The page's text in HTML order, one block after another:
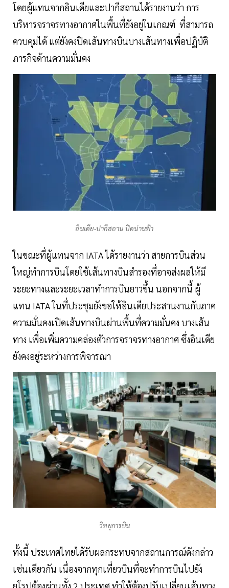
โดยผู้แทนจากอินเดียและปากีสถานได้รายงานว่า การ
บริหารจราจรทางอากาศในพื้นที่ยังอยู่ในเกณฑ์ ที่สามารถ
ควบคุมได้ แต่ยังคงปิดเส้นทางบินบางเส้นทางเพื่อปฏิบัติ
ภารกิจด้านความมั่นคง
อินเดีย-ปากีสถาน ปิดน่านฟ้า
ในขณะที่ผู้แทนจาก IATA ได้รายงานว่า สายการบินส่วน
ใหญ่ทำการบินโดยใช้เส้นทางบินสำรองที่อาจส่งผลให้มี
ระยะทางและระยะเวลาทำการบินยาวขึ้น นอกจากนี้ ผู้
แทน IATA ในที่ประชุมยังขอให้อินเดียประสานงานกับภาค
ความมั่นคงเปิดเส้นทางบินผ่านพื้นที่ความมั่นคง บางเส้น
ทาง เพื่อเพิ่มความคล่องตัวการจราจรทางอากาศ ซึ่งอินเดีย
ยังคงอยู่ระหว่างการพิจารณา
วิทยุการบิน
ทั้งนี้ ประเทศไทยได้รับผลกระทบจากสถานการณ์ดังกล่าว
เช่นเดียวกัน เนื่องจากทุกเที่ยวบินที่จะทำการบินไปยัง